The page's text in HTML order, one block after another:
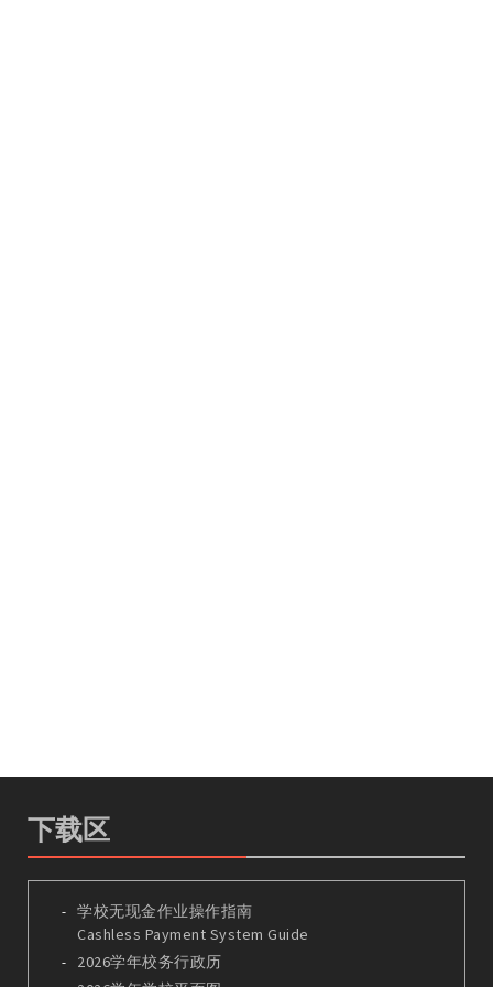
下载区
学校无现金作业操作指南
Cashless Payment System Guide
2026学年校务行政历